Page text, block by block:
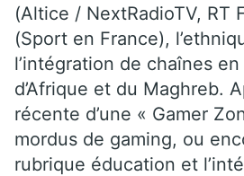
(Altice / NextRadioTV, RT
(Sport en France),
l’intégration de chaînes
d’Afrique et du Maghreb.
récente d’une « Gamer
mordus de gaming, ou
rubrique éducation et